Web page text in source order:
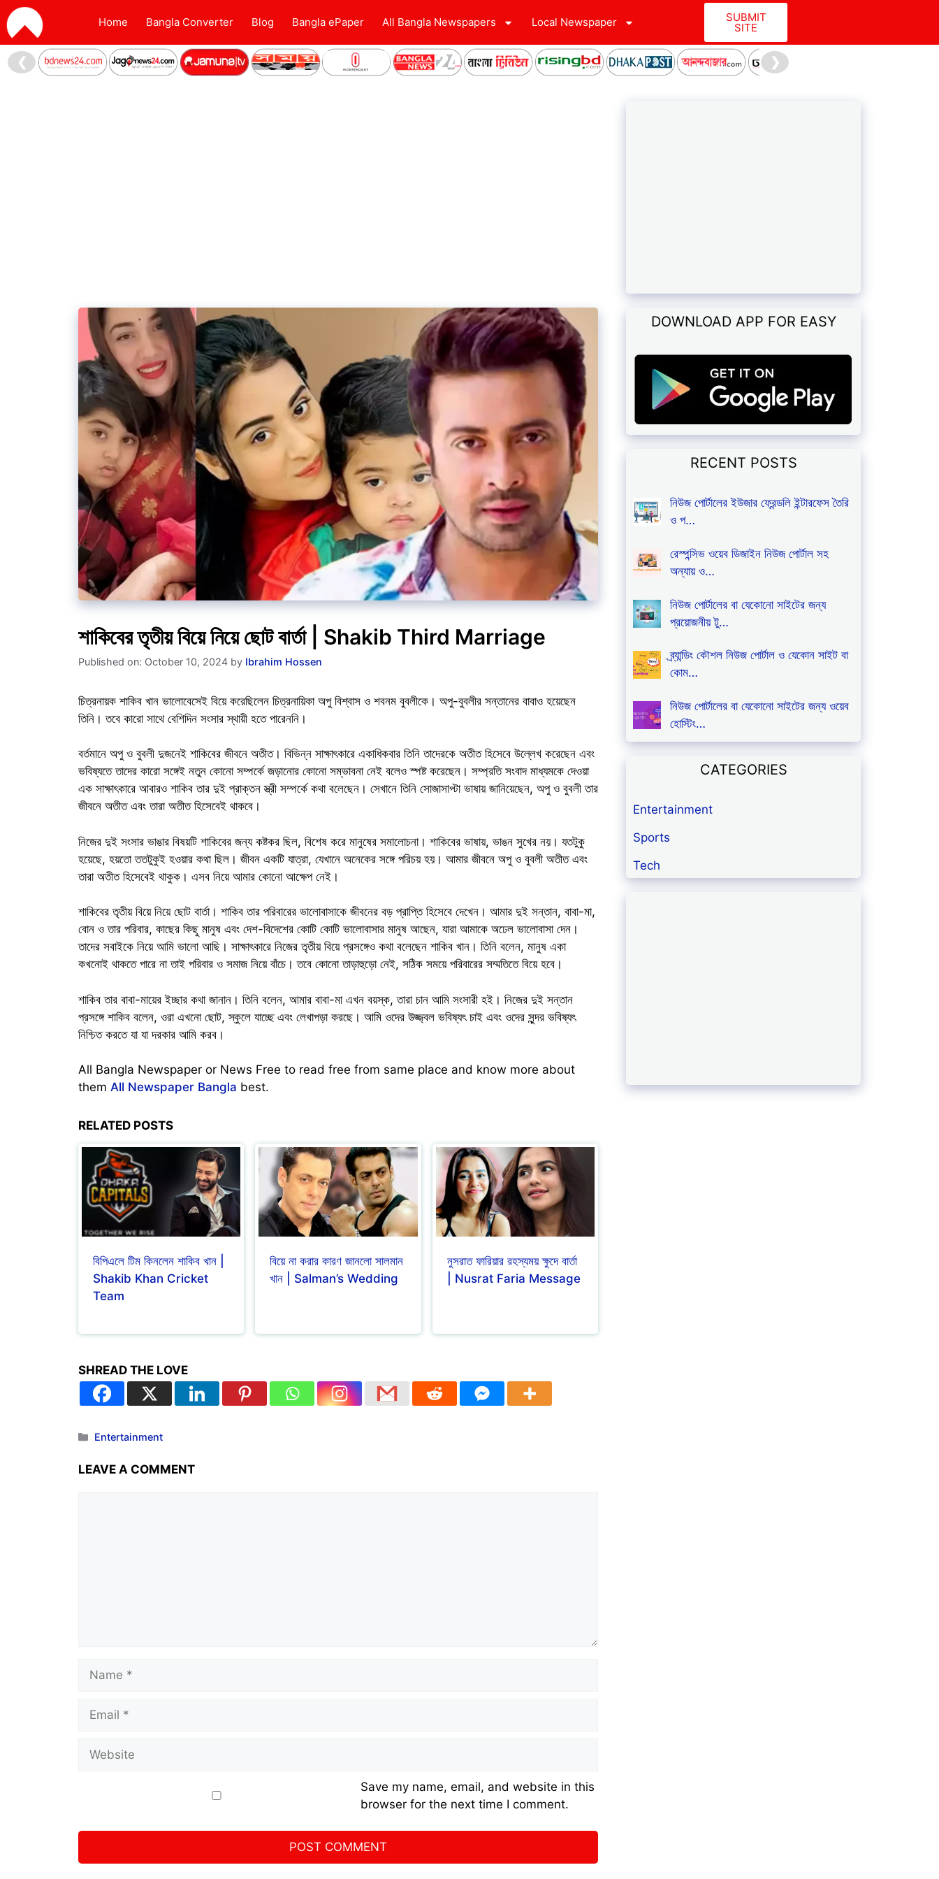
Home Bangla Converter Blog Bangla ePaper All Bangla Newspapers Local Newspaper SUBMIT
SITE
❮ ❯
শাকিবের তৃতীয় বিয়ে নিয়ে ছোট বার্তা | Shakib Third Marriage
Published on: October 10, 2024 by Ibrahim Hossen
চিত্রনায়ক শাকিব খান ভালোবেসেই বিয়ে করেছিলেন চিত্রনায়িকা অপু বিশ্বাস ও শবনম বুবলীকে। অপু-বুবলীর সন্তানের বাবাও হয়েছেন
তিনি। তবে কারো সাথে বেশিদিন সংসার স্থায়ী হতে পারেননি।
বর্তমানে অপু ও বুবলী দুজনেই শাকিবের জীবনে অতীত। বিভিন্ন সাক্ষাৎকারে একাধিকবার তিনি তাদেরকে অতীত হিসেবে উল্লেখ করেছেন এবং
ভবিষ্যতে তাদের কারো সঙ্গেই নতুন কোনো সম্পর্কে জড়ানোর কোনো সম্ভাবনা নেই বলেও স্পষ্ট করেছেন। সম্প্রতি সংবাদ মাধ্যমকে দেওয়া
এক সাক্ষাৎকারে আবারও শাকিব তার দুই প্রাক্তন স্ত্রী সম্পর্কে কথা বলেছেন। সেখানে তিনি সোজাসাপ্টা ভাষায় জানিয়েছেন, অপু ও বুবলী তার
জীবনে অতীত এবং তারা অতীত হিসেবেই থাকবে।
নিজের দুই সংসার ভাঙার বিষয়টি শাকিবের জন্য কষ্টকর ছিল, বিশেষ করে মানুষের সমালোচনা। শাকিবের ভাষায়, ভাঙন সুখের নয়। যতটুকু
হয়েছে, হয়তো ততটুকুই হওয়ার কথা ছিল। জীবন একটি যাত্রা, যেখানে অনেকের সঙ্গে পরিচয় হয়। আমার জীবনে অপু ও বুবলী অতীত এবং
তারা অতীত হিসেবেই থাকুক। এসব নিয়ে আমার কোনো আক্ষেপ নেই।
শাকিবের তৃতীয় বিয়ে নিয়ে ছোট বার্তা। শাকিব তার পরিবারের ভালোবাসাকে জীবনের বড় প্রাপ্তি হিসেবে দেখেন। আমার দুই সন্তান, বাবা-মা,
বোন ও তার পরিবার, কাছের কিছু মানুষ এবং দেশ-বিদেশের কোটি কোটি ভালোবাসার মানুষ আছেন, যারা আমাকে অঢেল ভালোবাসা দেন।
তাদের সবাইকে নিয়ে আমি ভালো আছি। সাক্ষাৎকারে নিজের তৃতীয় বিয়ে প্রসঙ্গেও কথা বলেছেন শাকিব খান। তিনি বলেন, মানুষ একা
কখনোই থাকতে পারে না তাই পরিবার ও সমাজ নিয়ে বাঁচে। তবে কোনো তাড়াহুড়ো নেই, সঠিক সময়ে পরিবারের সম্মতিতে বিয়ে হবে।
শাকিব তার বাবা-মায়ের ইচ্ছার কথা জানান। তিনি বলেন, আমার বাবা-মা এখন বয়স্ক, তারা চান আমি সংসারী হই। নিজের দুই সন্তান
প্রসঙ্গে শাকিব বলেন, ওরা এখনো ছোট, স্কুলে যাচ্ছে এবং লেখাপড়া করছে। আমি ওদের উজ্জ্বল ভবিষ্যৎ চাই এবং ওদের সুন্দর ভবিষ্যৎ
নিশ্চিত করতে যা যা দরকার আমি করব।
All Bangla Newspaper or News Free to read free from same place and know more about
them All Newspaper Bangla best.
RELATED POSTS
বিপিএলে টিম কিনলেন শাকিব খান |
Shakib Khan Cricket
Team
বিয়ে না করার কারণ জানলো সালমান
খান | Salman’s Wedding
নুসরাত ফারিয়ার রহস্যময় ক্ষুদে বার্তা
| Nusrat Faria Message
SHREAD THE LOVE
Entertainment
LEAVE A COMMENT
Save my name, email, and website in this
browser for the next time I comment.
DOWNLOAD APP FOR EASY
RECENT POSTS
নিউজ পোর্টালের ইউজার ফ্রেন্ডলি ইন্টারফেস তৈরি
ও প…
রেস্পন্সিভ ওয়েব ডিজাইন নিউজ পোর্টাল সহ
অন্যায় ও…
নিউজ পোর্টালের বা যেকোনো সাইটের জন্য
প্রয়োজনীয় টু…
ব্র্যান্ডিং কৌশল নিউজ পোর্টাল ও যেকোন সাইট বা
কোম…
নিউজ পোর্টালের বা যেকোনো সাইটের জন্য ওয়েব
হোস্টিং…
CATEGORIES
Entertainment
Sports
Tech